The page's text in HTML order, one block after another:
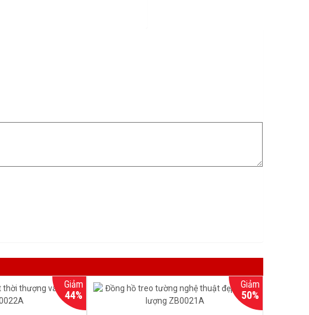
Giảm
44%
Giảm
50%